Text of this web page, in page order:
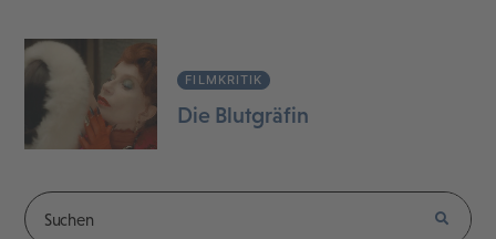
FILMKRITIK
Die Blutgräfin